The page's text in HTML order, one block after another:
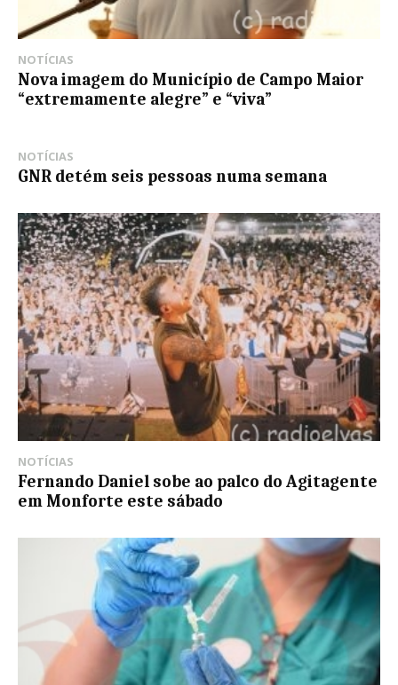
NOTÍCIAS
​Nova imagem do Município de Campo Maior
“extremamente alegre” e “viva”
NOTÍCIAS
GNR detém seis pessoas numa semana
NOTÍCIAS
Fernando Daniel sobe ao palco do Agitagente
em Monforte este sábado